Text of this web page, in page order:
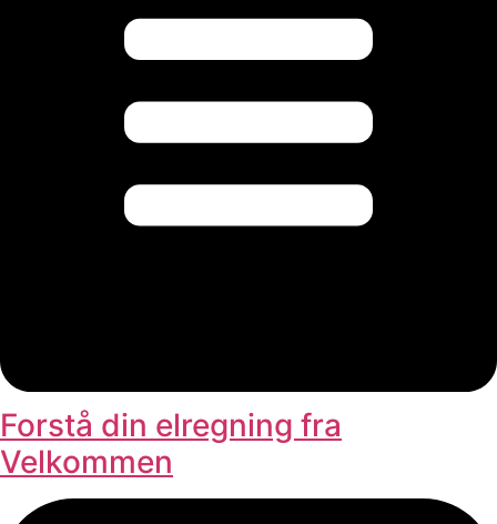
Forstå din elregning fra
Velkommen